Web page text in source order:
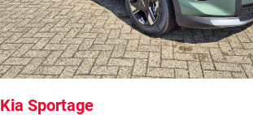
Kia Sportage